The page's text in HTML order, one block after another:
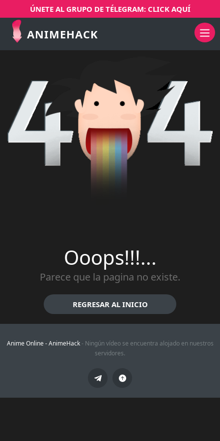
ÚNETE AL GRUPO DE TÉLEGRAM: CLICK AQUÍ
ANIMEHACK
Ooops!!!...
Parece que la pagina no existe.
REGRESAR AL INICIO
Anime Online -AnimeHack- Ningún vídeo se encuentra alojado en nuestros
servidores.